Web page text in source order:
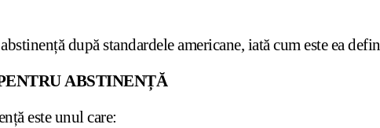
după standardele americane, iată cum este ea
ABSTINENȚĂ
este unul care: